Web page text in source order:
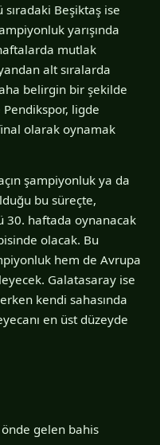
Beşiktaş ise
yarışında
mutlak
alt sıralarda
belirgin bir şekilde
ligde
olarak oynamak
şampiyonluk ya da
bu süreçte,
30. haftada oynanacak
olacak. Bu
hem de Avrupa
Galatasaray ise
kendi sahasında
en üst düzeyde
önde gelen bahis